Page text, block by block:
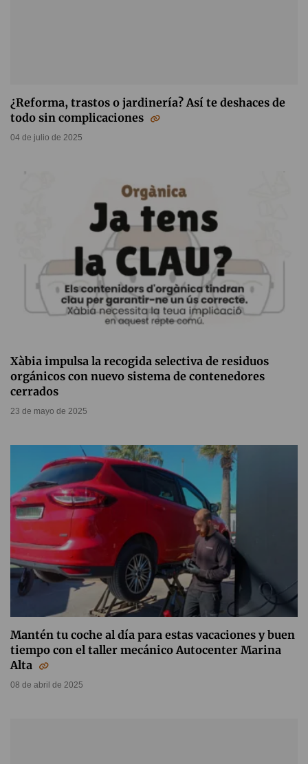
¿Reforma, trastos o jardinería? Así te deshaces de
todo sin complicaciones
04 de julio de 2025
Xàbia impulsa la recogida selectiva de residuos
orgánicos con nuevo sistema de contenedores
cerrados
23 de mayo de 2025
Mantén tu coche al día para estas vacaciones y buen
tiempo con el taller mecánico Autocenter Marina
Alta
08 de abril de 2025